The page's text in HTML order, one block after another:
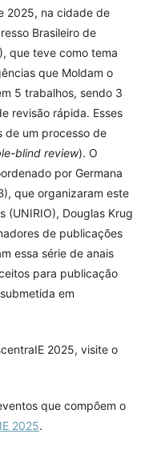
2025, na cidade de
Brasileiro de
que teve como tema
que Moldam o
5 trabalhos, sendo 3
revisão rápida. Esses
de um processo de
blind review). O
por Germana
que organizaram este
(UNIRIO), Douglas Krug
de publicações
essa série de anais
para publicação
em
2025, visite o
que compõem o
2025.